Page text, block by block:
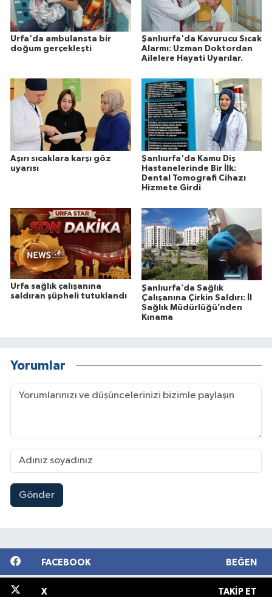
Urfa'da ambulansta bir
doğum gerçekleşti
Şanlıurfa'da Kavurucu Sıcak
Alarmı: Uzman Doktordan
Ailelere Hayati Uyarılar.
Aşırı sıcaklara karşı göz
uyarısı
Şanlıurfa'da Kamu Diş
Hastanelerinde Bir İlk:
Dental Tomografi Cihazı
Hizmete Girdi
Urfa sağlık çalışanına
saldıran şüpheli tutuklandı
Şanlıurfa’da Sağlık
Çalışanına Çirkin Saldırı: İl
Sağlık Müdürlüğü’nden
Kınama
Yorumlar
Gönder
FACEBOOK BEĞEN
X TAKIP ET